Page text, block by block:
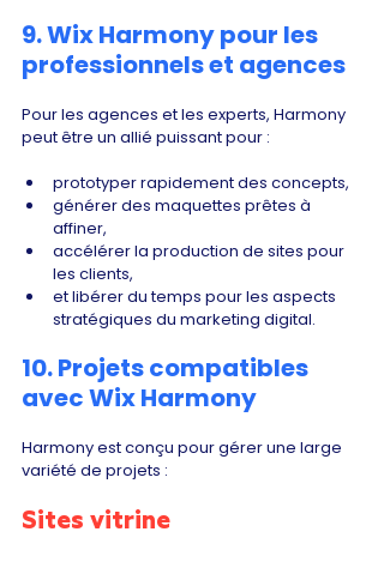
9. Wix Harmony pour les
professionnels et agences
Pour les agences et les experts, Harmony
peut être un allié puissant pour :
prototyper rapidement des concepts,
générer des maquettes prêtes à
affiner,
accélérer la production de sites pour
les clients,
et libérer du temps pour les aspects
stratégiques du marketing digital.
10. Projets compatibles
avec Wix Harmony
Harmony est conçu pour gérer une large
variété de projets :
Sites vitrine